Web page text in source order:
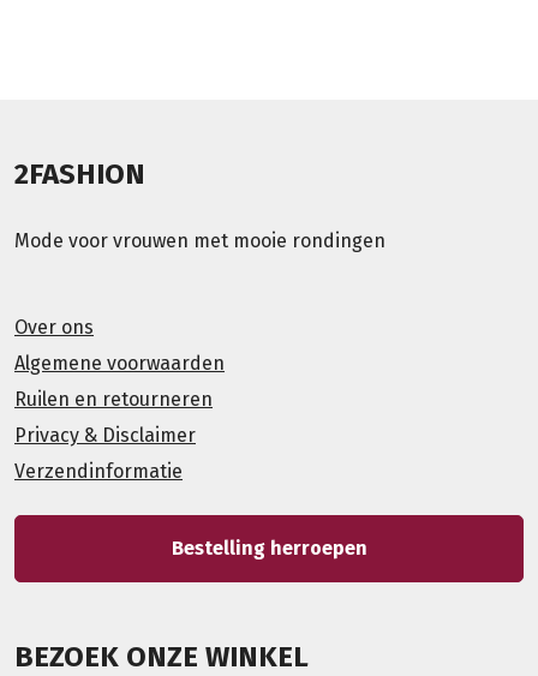
2FASHION
Mode voor vrouwen met mooie rondingen
Over ons
Algemene voorwaarden
Ruilen en retourneren
Privacy & Disclaimer
Verzendinformatie
Bestelling herroepen
BEZOEK ONZE WINKEL